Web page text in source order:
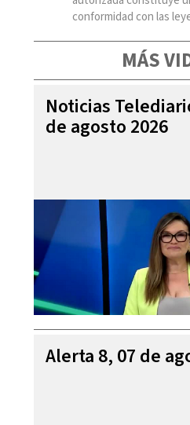
conformidad con las
MÁS
Noticias
de agosto 2026
Alerta 8, 07 de